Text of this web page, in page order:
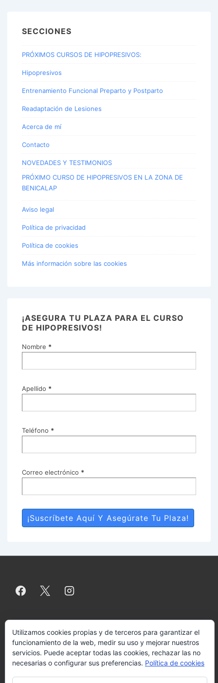
SECCIONES
PRÓXIMOS CURSOS DE HIPOPRESIVOS:
Hipopresivos
Entrenamiento Funcional Preparto y Postparto
Readaptación de Lesiones
Acerca de mí
Contacto
NOVEDADES Y TESTIMONIOS
PRÓXIMO CURSO DE HIPOPRESIVOS EN LA ZONA DE
BENICALAP
Aviso legal
Política de privacidad
Política de cookies
Más información sobre las cookies
¡ASEGURA TU PLAZA PARA EL CURSO
DE HIPOPRESIVOS!
Nombre *
Apellido *
Teléfono *
Correo electrónico *
Menú
del
pie
Aviso legal Política de privacidad Política de cookies
Más
información sobre las cookies
Contacto
Copyright © 2026Copyright-VALENCIA
Utilizamos cookies propias y de terceros para garantizar el
funcionamiento de la web, medir su uso y mejorar nuestros
servicios. Puede aceptar todas las cookies, rechazar las no
necesarias o configurar sus preferencias. Política de cookies